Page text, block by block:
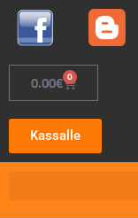
0.00€ 0
Kassalle